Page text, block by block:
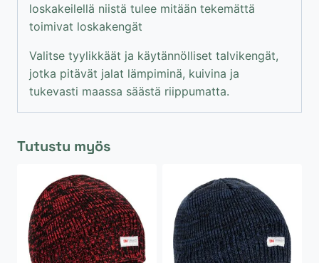
loskakeilellä niistä tulee mitään tekemättä
toimivat loskakengät
Valitse tyylikkäät ja käytännölliset talvikengät,
jotka pitävät jalat lämpiminä, kuivina ja
tukevasti maassa säästä riippumatta.
Tutustu myös